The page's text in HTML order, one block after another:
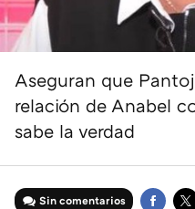
Aseguran que
relación de Anabel
sabe la verdad
Sin comentarios